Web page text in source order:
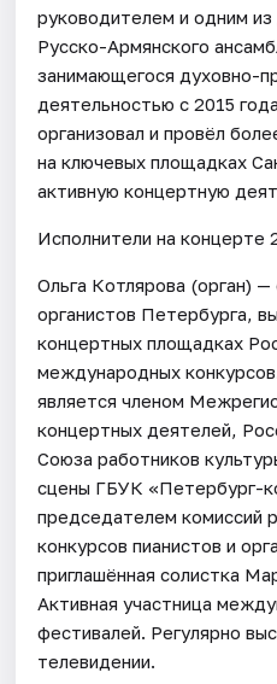
руководителем и одним из
Русско-Армянского
занимающегося духовно-
деятельностью с 2015
организовал и провёл
на ключевых площадках
активную концертную
Исполнители на концерте
Ольга Котлярова (орган)
органистов Петербурга,
концертных площадках
международных
является членом
концертных деятелей,
Союза работников
сцены ГБУК «Петербург-
председателем комиссий
конкурсов пианистов и
приглашённая солистка
Активная участница
фестивалей. Регулярно
телевидении.